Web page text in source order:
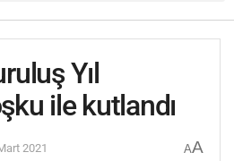
Yıl
ile kutlandı
2021 AA